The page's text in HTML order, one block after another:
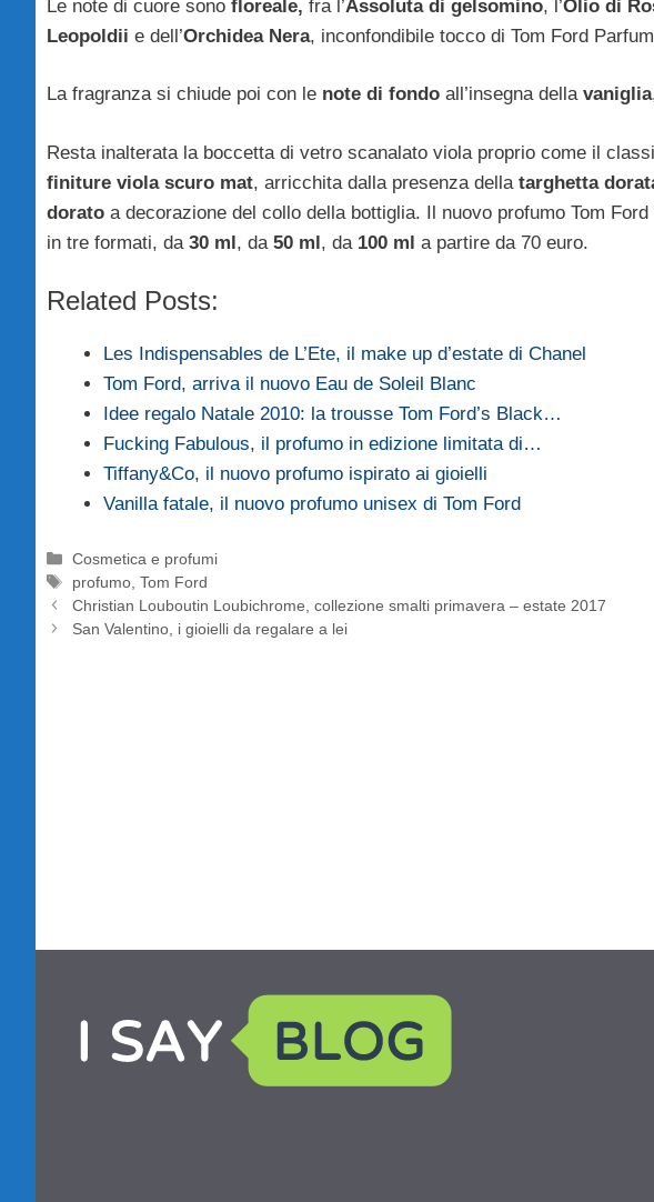
Le note di cuore sono floreale, fra l’Assoluta di gelsomino, l’Olio di
Leopoldii e dell’Orchidea Nera, inconfondibile tocco di Tom Ford
La fragranza si chiude poi con le note di fondo all’insegna della vaniglia
Resta inalterata la boccetta di vetro scanalato viola proprio come il
finiture viola scuro mat, arricchita dalla presenza della targhetta
dorato a decorazione del collo della bottiglia. Il nuovo profumo Tom Ford
in tre formati, da 30 ml, da 50 ml, da 100 ml a partire da 70 euro.
Related Posts:
Les Indispensables de L’Ete, il make up d’estate di Chanel
Tom Ford, arriva il nuovo Eau de Soleil Blanc
Idee regalo Natale 2010: la trousse Tom Ford’s Black…
Fucking Fabulous, il profumo in edizione limitata di…
Tiffany&Co, il nuovo profumo ispirato ai gioielli
Vanilla fatale, il nuovo profumo unisex di Tom Ford
Categorie
Cosmetica e profumi
Tag
profumo ,Tom Ford
Christian Louboutin Loubichrome, collezione smalti primavera – estate 2017
San Valentino, i gioielli da regalare a lei